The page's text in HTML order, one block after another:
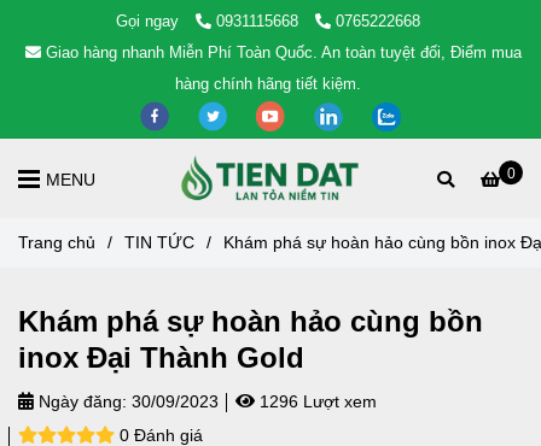
Gọi ngay 0931115668
0765222668
Giao hàng nhanh Miễn Phí Toàn Quốc. An toàn tuyệt đối, Điểm mua
hàng chính hãng tiết kiệm.
0
MENU
Trang chủ / TIN TỨC / Khám phá sự hoàn hảo cùng bồn inox
Khám phá sự hoàn hảo cùng bồn
inox Đại Thành Gold
Ngày đăng: 30/09/2023
1296 Lượt xem
0 Đánh giá